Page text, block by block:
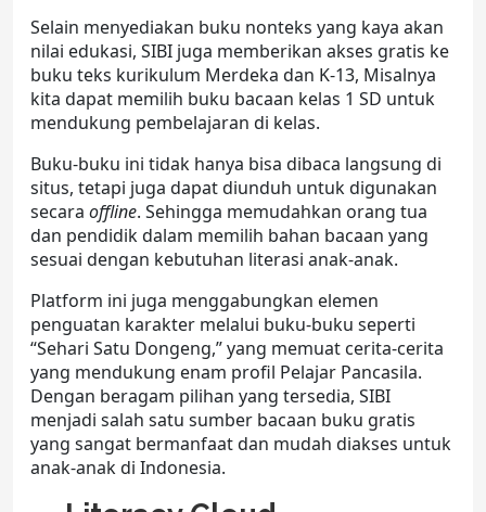
Selain menyediakan buku nonteks yang kaya akan
nilai edukasi, SIBI juga memberikan akses gratis ke
buku teks kurikulum Merdeka dan K-13, Misalnya
kita dapat memilih buku bacaan kelas 1 SD untuk
mendukung pembelajaran di kelas.
Buku-buku ini tidak hanya bisa dibaca langsung di
situs, tetapi juga dapat diunduh untuk digunakan
secara offline. Sehingga memudahkan orang tua
dan pendidik dalam memilih bahan bacaan yang
sesuai dengan kebutuhan literasi anak-anak.
Platform ini juga menggabungkan elemen
penguatan karakter melalui buku-buku seperti
“Sehari Satu Dongeng,” yang memuat cerita-cerita
yang mendukung enam profil Pelajar Pancasila.
Dengan beragam pilihan yang tersedia, SIBI
menjadi salah satu sumber bacaan buku gratis
yang sangat bermanfaat dan mudah diakses untuk
anak-anak di Indonesia.